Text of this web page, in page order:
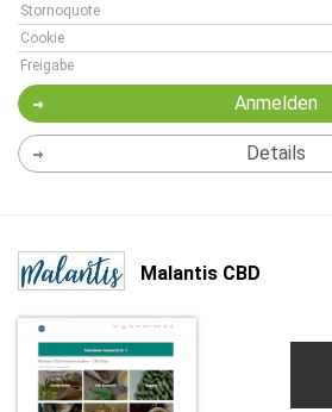
Stornoquote
Cookie
Freigabe
Anmelden
Details
Malantis CBD